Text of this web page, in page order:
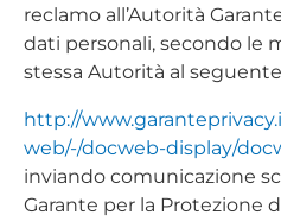
reclamo all’Autorità
dati personali, secondo le
stessa Autorità al
http://
web/-/docweb-display/
inviando comunicazione
Garante per la Protezione